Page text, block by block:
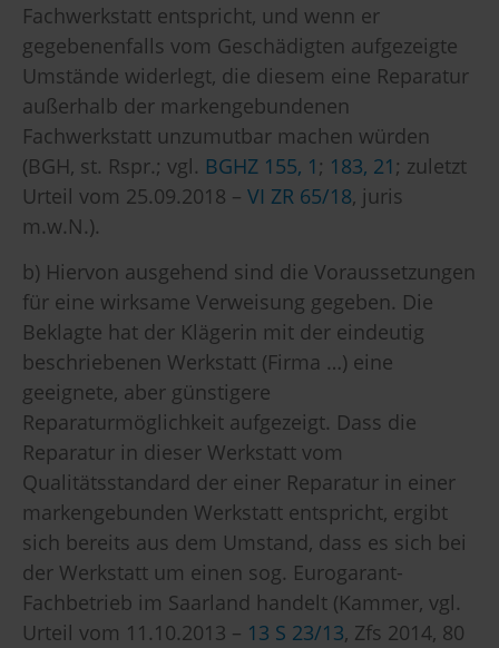
Fachwerkstatt entspricht, und wenn er
gegebenenfalls vom Geschädigten aufgezeigte
Umstände widerlegt, die diesem eine Reparatur
außerhalb der markengebundenen
Fachwerkstatt unzumutbar machen würden
(BGH, st. Rspr.; vgl. BGHZ 155, 1 ; 183, 21 ; zuletzt
Urteil vom 25.09.2018 – VI ZR 65/18, juris
m.w.N.).
b) Hiervon ausgehend sind die Voraussetzungen
für eine wirksame Verweisung gegeben. Die
Beklagte hat der Klägerin mit der eindeutig
beschriebenen Werkstatt (Firma …) eine
geeignete, aber günstigere
Reparaturmöglichkeit aufgezeigt. Dass die
Reparatur in dieser Werkstatt vom
Qualitätsstandard der einer Reparatur in einer
markengebunden Werkstatt entspricht, ergibt
sich bereits aus dem Umstand, dass es sich bei
der Werkstatt um einen sog. Eurogarant-
Fachbetrieb im Saarland handelt (Kammer, vgl.
Urteil vom 11.10.2013 – 13 S 23/13, Zfs 2014, 80